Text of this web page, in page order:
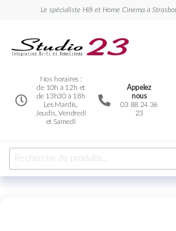
Le spécialiste Hifi et Home Cinema à
Nos horaires :
de 10h à 12h et
de 13h30 à 18h
Les Mardis,
Jeudis, Vendredi
et Samedi
Appelez
nous
03 88 24 36
23